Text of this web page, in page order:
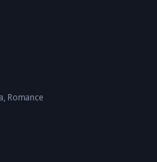
, Romance